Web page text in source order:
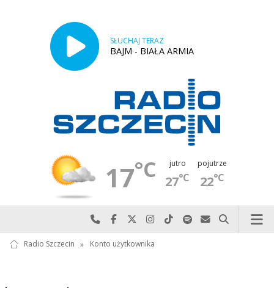
SŁUCHAJ TERAZ
BAJM - BIAŁA ARMIA
17°C jutro
27°C
pojutrze
22°C
Najlepiej po prostu do nas zadzwoń
Odwiedź nas na Facebook-u
Odwiedź nas na X
Odwiedź nas na Instagram-ie
Odwiedź nas na TikTok-u
Szukaj nas na Spotify
Wyślij do nas
Szukaj
Radio Szczecin » Konto użytkownika